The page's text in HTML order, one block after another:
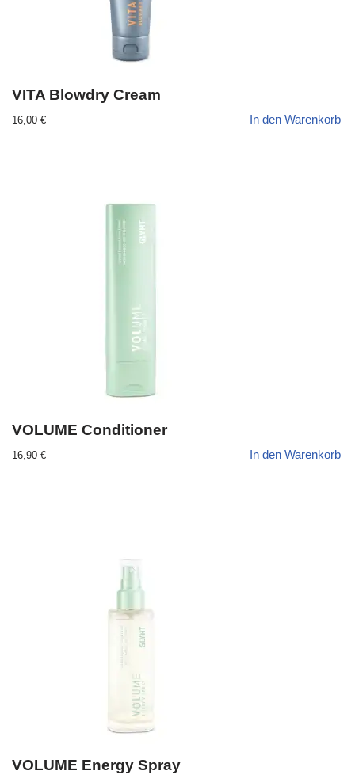
VITA Blowdry Cream
16,00 € In den Warenkorb
VOLUME Conditioner
16,90 € In den Warenkorb
VOLUME Energy Spray